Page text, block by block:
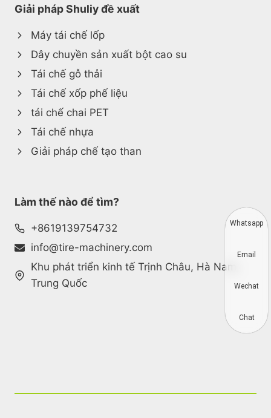
Giải pháp Shuliy đề xuất
Máy tái chế lốp
Dây chuyền sản xuất bột cao su
Tái chế gỗ thải
Tái chế xốp phế liệu
tái chế chai PET
Tái chế nhựa
Giải pháp chế tạo than
Làm thế nào để tìm?
+8619139754732
info@tire-machinery.com
Khu phát triển kinh tế Trịnh Châu, Hà Nam,
Trung Quốc
Whatsapp
Email
Wechat
Chat